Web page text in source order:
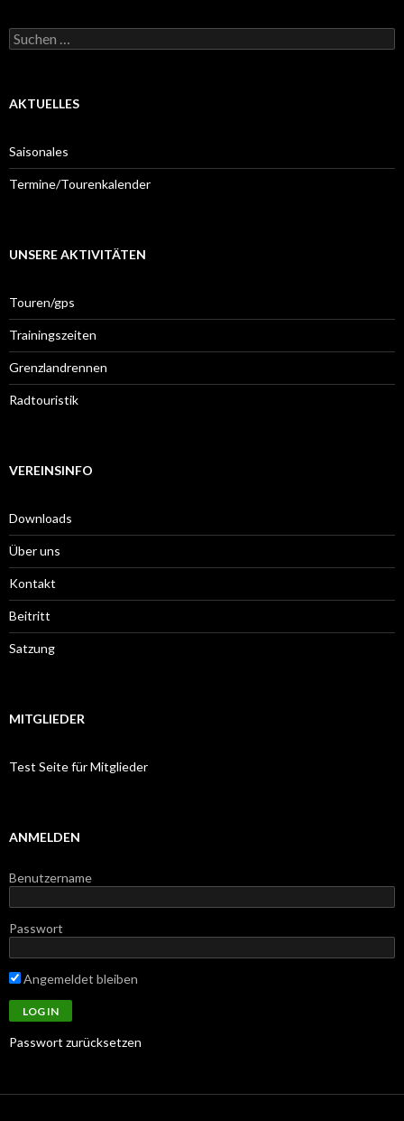
Suchen
nach:
AKTUELLES
Saisonales
Termine/Tourenkalender
UNSERE AKTIVITÄTEN
Touren/gps
Trainingszeiten
Grenzlandrennen
Radtouristik
VEREINSINFO
Downloads
Über uns
Kontakt
Beitritt
Satzung
MITGLIEDER
Test Seite für Mitglieder
ANMELDEN
Benutzername
Passwort
Angemeldet bleiben
Passwort zurücksetzen